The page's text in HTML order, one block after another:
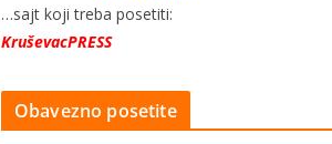
…sajt koji treba posetiti:
KruševacPRESS
Obavezno posetite